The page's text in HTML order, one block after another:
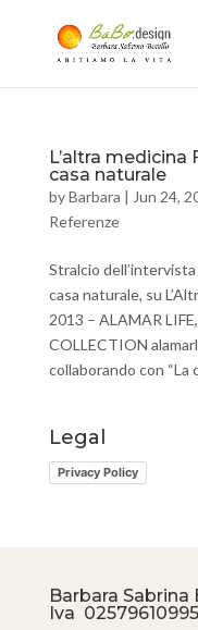
L’altra medicina
casa naturale
byBarbara | Jun 24,
Referenze
Stralcio
casa naturale, su
2013 – ALAMAR
COLLECTION
collaborando con “La
Legal
Privacy Policy
Barbara
Iva 02579610995